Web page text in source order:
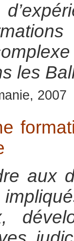
les
2007
aux